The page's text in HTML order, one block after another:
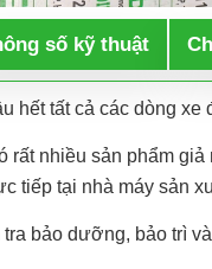
số kỹ thuật
hết tất cả các dòng
rất nhiều sản phẩm
tiếp tại nhà máy sản
bảo dưỡng, bảo trì